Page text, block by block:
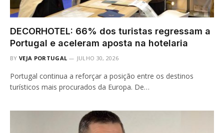
DECORHOTEL: 66% dos turistas regressam a
Portugal e aceleram aposta na hotelaria
BY VEJA PORTUGAL JULHO 30, 2026
Portugal continua a reforçar a posição entre os destinos
turísticos mais procurados da Europa. De…